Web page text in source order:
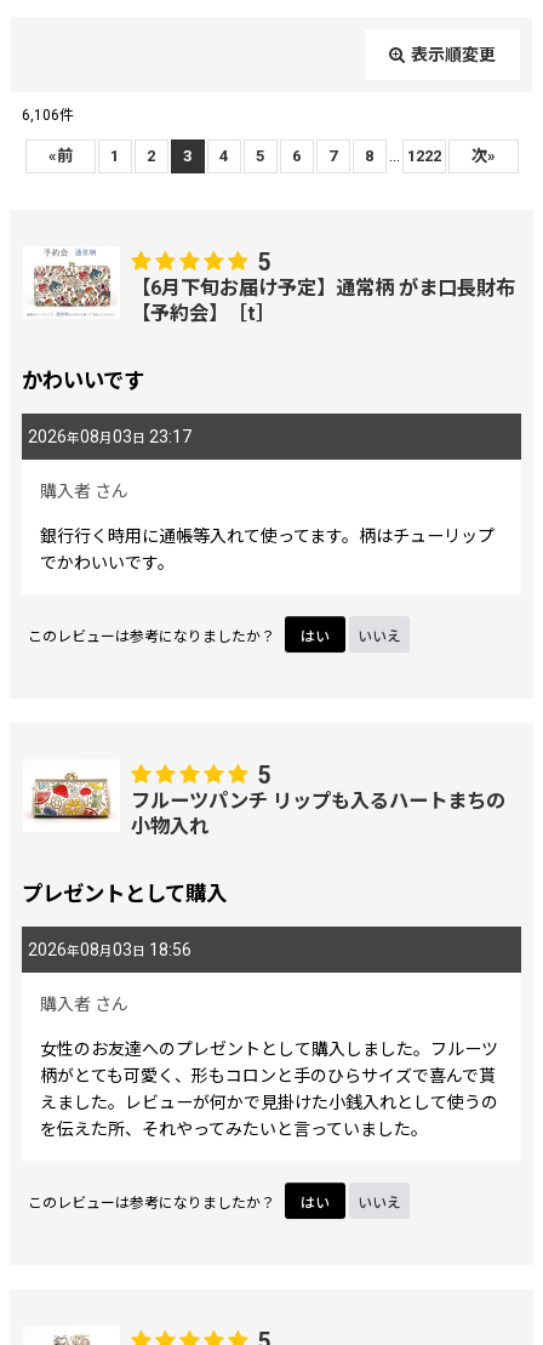
表示順変更
レビュー検索 :
画像:
星の数:
並び順:
絞り込む
6,106件
«前 1 2 3 4 5 6 7 8 1222 次»
5
【6月下旬お届け予定】通常柄 がま口長財布
【予約会】［t］
かわいいです
2026年08月03日 23:17
購入者 さん
銀行行く時用に通帳等入れて使ってます。柄はチューリップ
でかわいいです。
このレビューは参考になりましたか？ はい いいえ
5
フルーツパンチ リップも入るハートまちの
小物入れ
プレゼントとして購入
2026年08月03日 18:56
購入者 さん
女性のお友達へのプレゼントとして購入しました。フルーツ
柄がとても可愛く、形もコロンと手のひらサイズで喜んで貰
えました。レビューが何かで見掛けた小銭入れとして使うの
を伝えた所、それやってみたいと言っていました。
このレビューは参考になりましたか？ はい いいえ